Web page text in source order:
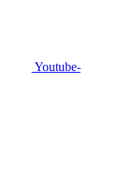
Youtube-